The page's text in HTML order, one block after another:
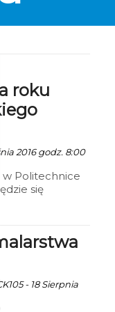
roku
2016 godz. 8:00
w Politechnice
się
- 18 Sierpnia